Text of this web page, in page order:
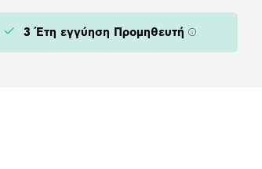
3 Έτη εγγύηση Προμηθευτή Πληροφορίες